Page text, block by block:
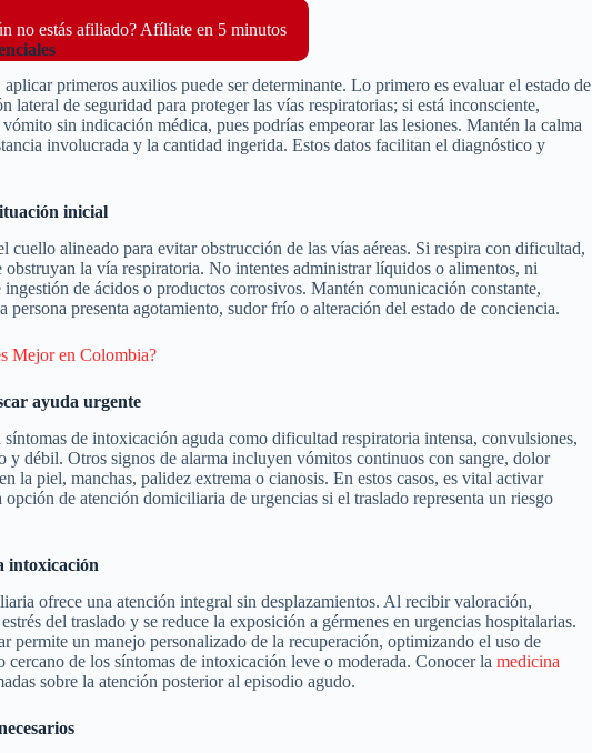
no estás afiliado? Afíliate en 5 minutos
primeros auxilios puede ser determinante. Lo primero es evaluar el estado de
lateral de seguridad para proteger las vías respiratorias; si está inconsciente,
sin indicación médica, pues podrías empeorar las lesiones. Mantén la calma
involucrada y la cantidad ingerida. Estos datos facilitan el diagnóstico y
inicial
cuello alineado para evitar obstrucción de las vías aéreas. Si respira con dificultad,
la vía respiratoria. No intentes administrar líquidos o alimentos, ni
de ácidos o productos corrosivos. Mantén comunicación constante,
persona presenta agotamiento, sudor frío o alteración del estado de conciencia.
Mejor en Colombia?
ayuda urgente
de intoxicación aguda como dificultad respiratoria intensa, convulsiones,
y débil. Otros signos de alarma incluyen vómitos continuos con sangre, dolor
la piel, manchas, palidez extrema o cianosis. En estos casos, es vital activar
de atención domiciliaria de urgencias si el traslado representa un riesgo
intoxicación
ofrece una atención integral sin desplazamientos. Al recibir valoración,
del traslado y se reduce la exposición a gérmenes en urgencias hospitalarias.
un manejo personalizado de la recuperación, optimizando el uso de
de los síntomas de intoxicación leve o moderada. Conocer la medicina
sobre la atención posterior al episodio agudo.